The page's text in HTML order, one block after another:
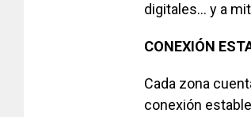
digitales… y a
CONEXIÓN
Cada zona
conexión